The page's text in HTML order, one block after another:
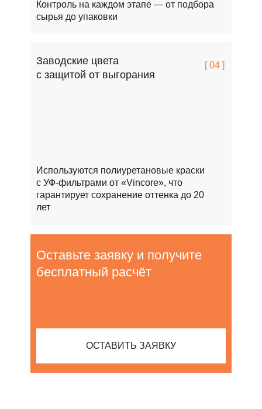
Используются полиуретановые краски
с УФ-фильтрами от «Vincore», что
гарантирует сохранение оттенка до 20
лет
Заводские цвета
с защитой от выгорания
[ 04 ]
Контроль на каждом этапе — от подбора
сырья до упаковки
ОСТАВИТЬ ЗАЯВКУ
Оставьте заявку и получите
бесплатный расчёт